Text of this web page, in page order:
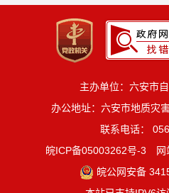
主办单位：六安市
办公地址：六安市地质灾
联系电话：
皖ICP备05003262号-3
网
皖公网安备